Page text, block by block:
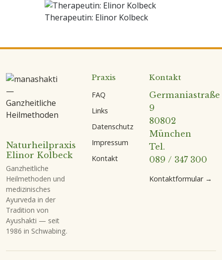
Therapeutin: Elinor Kolbeck
Naturheilpraxis
Elinor Kolbeck
Ganzheitliche
Heilmethoden und
medizinisches
Ayurveda in der
Tradition von
Ayushakti — seit
1986 in Schwabing.
Praxis
FAQ
Links
Datenschutz
Impressum
Kontakt
Kontakt
Germaniastraße
9
80802
München
Tel.
089 / 347 300
Kontaktformular →